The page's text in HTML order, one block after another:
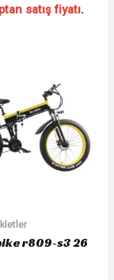
satış fiyatı.
r809-s3 26